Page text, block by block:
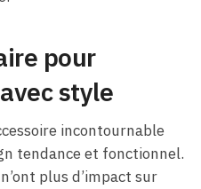
pour
style
incontournable
tendance et fonctionnel.
plus d’impact sur